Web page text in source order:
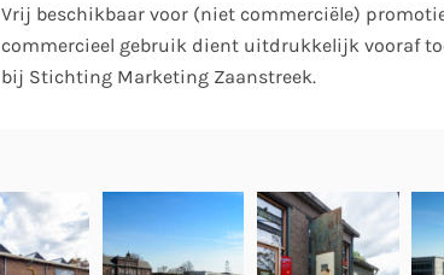
Vrij beschikbaar voor (niet commerciële)
commercieel gebruik dient uitdrukkelijk vooraf
bij Stichting Marketing Zaanstreek.